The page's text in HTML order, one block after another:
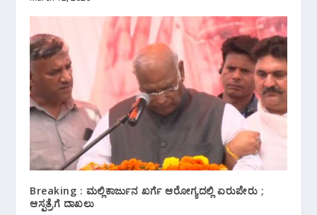
Breaking : ಮಲ್ಲಿಕಾರ್ಜುನ ಖರ್ಗೆ ಆರೋಗ್ಯದಲ್ಲಿ ಏರುಪೇರು ;
ಆಸ್ಪತ್ರೆಗೆ ದಾಖಲು